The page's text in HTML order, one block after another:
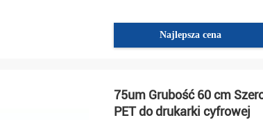
Najlepsza cena
75um Grubość 60 cm
PET do drukarki cyfrowej